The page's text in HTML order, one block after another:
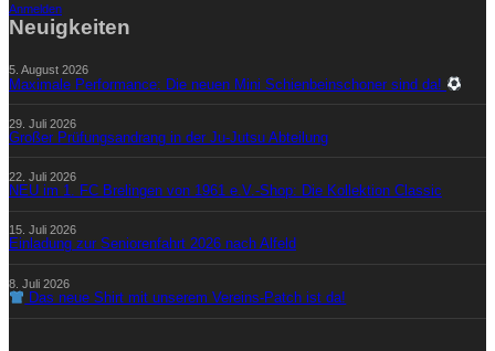
Anmelden
Neuigkeiten
5. August 2026
Maximale Performance: Die neuen Mini Schienbeinschoner sind da!
29. Juli 2026
Großer Prüfungsandrang in der Ju-Jutsu Abteilung
22. Juli 2026
NEU im 1. FC Brelingen von 1961 e.V.-Shop: Die Kollektion Classic
15. Juli 2026
Einladung zur Seniorenfahrt 2026 nach Alfeld
8. Juli 2026
Das neue Shirt mit unserem Vereins-Patch ist da!